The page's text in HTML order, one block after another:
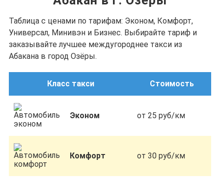
Таблица с ценами по тарифам: Эконом, Комфорт,
Универсал, Минивэн и Бизнес. Выбирайте тариф и
заказывайте лучшее междугороднее такси из
Абакана в город Озёры.
Класс такси Стоимость
Эконом от 25 руб/км
Комфорт от 30 руб/км